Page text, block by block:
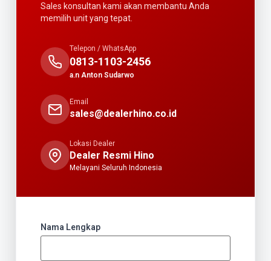
Sales konsultan kami akan membantu Anda
memilih unit yang tepat.
Telepon / WhatsApp
0813-1103-2456
a.n Anton Sudarwo
Email
sales@dealerhino.co.id
Lokasi Dealer
Dealer Resmi Hino
Melayani Seluruh Indonesia
Nama Lengkap